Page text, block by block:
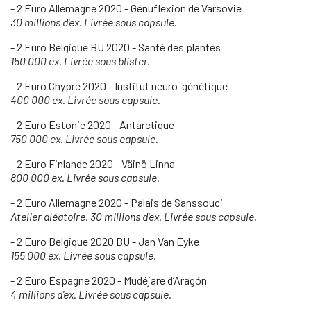
- 2 Euro Allemagne 2020 - Génuflexion de Varsovie
30 millions d'ex. Livrée sous capsule.
- 2 Euro Belgique BU 2020 - Santé des plantes
150 000 ex. Livrée sous blister.
- 2 Euro Chypre 2020 - Institut neuro-génétique
400 000 ex. Livrée sous capsule.
- 2 Euro Estonie 2020 - Antarctique
750 000 ex. Livrée sous capsule.
- 2 Euro Finlande 2020 - Väinö Linna
800 000 ex. Livrée sous capsule.
- 2 Euro Allemagne 2020 - Palais de Sanssouci
Atelier aléatoire. 30 millions d'ex. Livrée sous capsule.
- 2 Euro Belgique 2020 BU - Jan Van Eyke
155 000 ex. Livrée sous capsule.
- 2 Euro Espagne 2020 - Mudéjare d’Aragón
4 millions d'ex. Livrée sous capsule.